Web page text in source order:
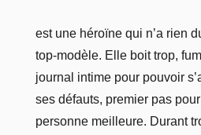
est une héroïne qui n’a rien
top-modèle. Elle boit trop,
journal intime pour pouvoir
ses défauts, premier pas
personne meilleure. Durant